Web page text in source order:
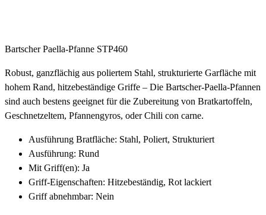
Bartscher Paella-Pfanne STP460
Robust, ganzflächig aus poliertem Stahl, strukturierte Garfläche mit
hohem Rand, hitzebeständige Griffe – Die Bartscher-Paella-Pfannen
sind auch bestens geeignet für die Zubereitung von Bratkartoffeln,
Geschnetzeltem, Pfannengyros, oder Chili con carne.
Ausführung Bratfläche: Stahl, Poliert, Strukturiert
Ausführung: Rund
Mit Griff(en): Ja
Griff-Eigenschaften: Hitzebeständig, Rot lackiert
Griff abnehmbar: Nein